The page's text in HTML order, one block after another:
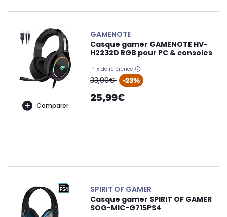
Comparer
GAMENOTE
Casque gamer GAMENOTE HV-
H2232D RGB pour PC & consoles
Prix de référence
oldPrice
33,99€ -23%
25,99€
SPIRIT OF GAMER
Casque gamer SPIRIT OF GAMER
SOG-MIC-G715PS4